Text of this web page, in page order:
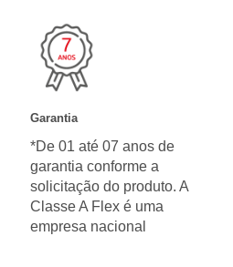
Garantia
*De 01 até 07 anos de
garantia conforme a
solicitação do produto. A
Classe A Flex é uma
empresa nacional